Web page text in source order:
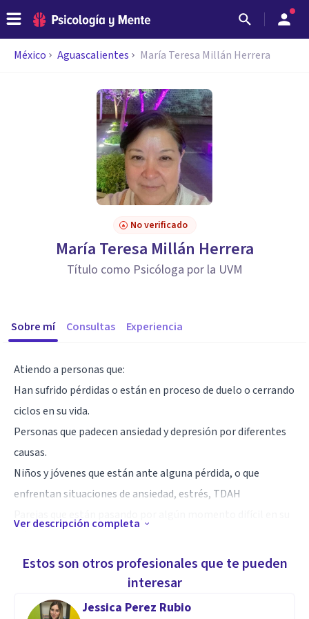
México Aguascalientes María Teresa Millán Herrera
No verificado
María Teresa Millán Herrera
Título como Psicóloga por la UVM
Sobre mí Consultas Experiencia
Atiendo a personas que:
Han sufrido pérdidas o están en proceso de duelo o cerrando
ciclos en su vida.
Personas que padecen ansiedad y depresión por diferentes
causas.
Niños y jóvenes que están ante alguna pérdida, o que
enfrentan situaciones de ansiedad, estrés, TDAH
Especialidad
Desarrollo Humano
Ver descripción completa
Estos son otros profesionales que te pueden
interesar
Jessica Perez Rubio